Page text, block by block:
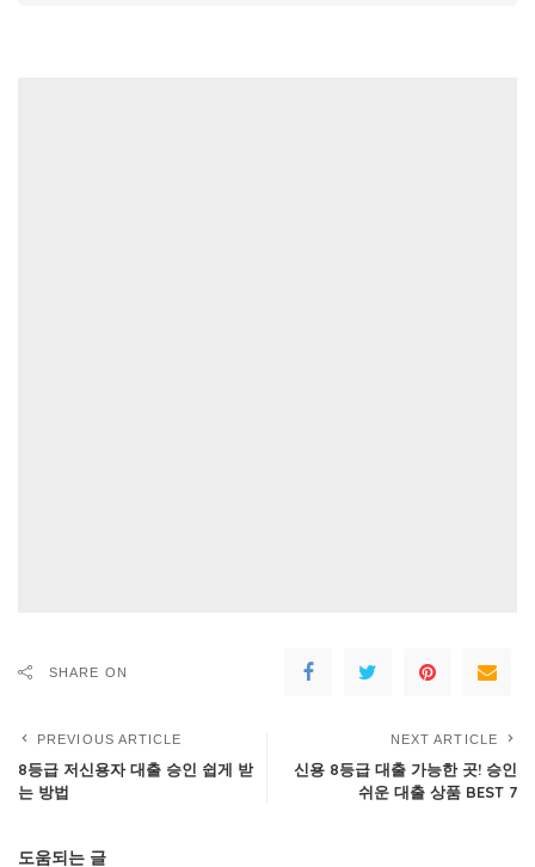
SHARE ON
PREVIOUS ARTICLE
8등급 저신용자 대출 승인 쉽게 받
는 방법
NEXT ARTICLE
신용 8등급 대출 가능한 곳! 승인
쉬운 대출 상품 BEST 7
도움되는 글